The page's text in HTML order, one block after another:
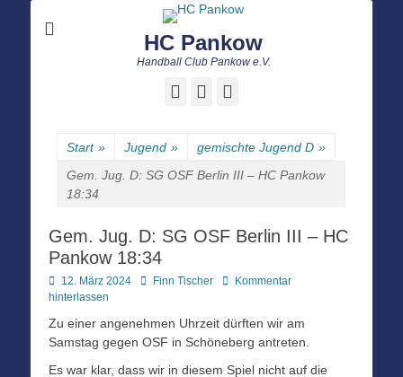
HC Pankow
Handball Club Pankow e.V.
Facebook
Start » Jugend » gemischte Jugend D »
Gem. Jug. D: SG OSF Berlin III – HC Pankow
18:34
Gem. Jug. D: SG OSF Berlin III – HC
Pankow 18:34
Posted
on
12. März 2024 AutorFinn Tischer
Kommentar
hinterlassen
Zu einer angenehmen Uhrzeit dürften wir am
Samstag gegen OSF in Schöneberg antreten.
Es war klar, dass wir in diesem Spiel nicht auf die